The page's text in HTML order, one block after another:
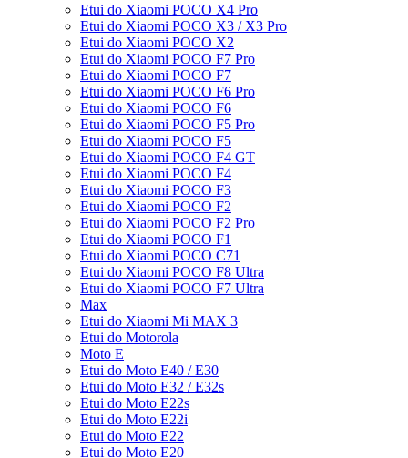
Etui do Xiaomi POCO X4 Pro
Etui do Xiaomi POCO X3 / X3 Pro
Etui do Xiaomi POCO X2
Etui do Xiaomi POCO F7 Pro
Etui do Xiaomi POCO F7
Etui do Xiaomi POCO F6 Pro
Etui do Xiaomi POCO F6
Etui do Xiaomi POCO F5 Pro
Etui do Xiaomi POCO F5
Etui do Xiaomi POCO F4 GT
Etui do Xiaomi POCO F4
Etui do Xiaomi POCO F3
Etui do Xiaomi POCO F2
Etui do Xiaomi POCO F2 Pro
Etui do Xiaomi POCO F1
Etui do Xiaomi POCO C71
Etui do Xiaomi POCO F8 Ultra
Etui do Xiaomi POCO F7 Ultra
Max
Etui do Xiaomi Mi MAX 3
Etui do Motorola
Moto E
Etui do Moto E40 / E30
Etui do Moto E32 / E32s
Etui do Moto E22s
Etui do Moto E22i
Etui do Moto E22
Etui do Moto E20